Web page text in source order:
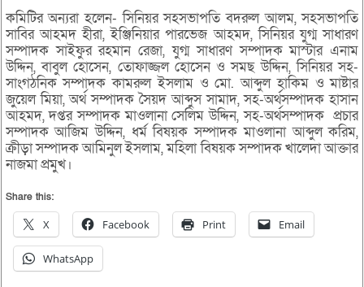
কমিটির অন্যরা হলেন- সিনিয়র সহসভাপতি বদরুল আলম, সহসভাপতি
সাবির আহমদ হীরা, ইঞ্জিনিয়ার পারভেজ আহমদ, সিনিয়র যুগ্ম সাধারণ
সম্পাদক সাইফুর রহমান রেজা, যুগ্ম সাধারণ সম্পাদক মাস্টার এনাম
উদ্দিন, বাবুল হোসেন, তোফাজ্জল হোসেন ও সমছ উদ্দিন, সিনিয়র সহ-
সাংগঠনিক সম্পাদক কামরুল ইসলাম ও মো. আব্দুল হাকিম ও মাষ্টার
জুয়েল মিয়া, অর্থ সম্পাদক সৈয়দ আব্দুস সামাদ, সহ-অর্থসম্পাদক হাসান
আহমদ, দপ্তর সম্পাদক মাওলানা সেলিম উদ্দিন, সহ-অর্থসম্পাদক প্রচার
সম্পাদক আজিম উদ্দিন, ধর্ম বিষয়ক সম্পাদক মাওলানা আব্দুল করিম,
ক্রীড়া সম্পাদক আমিনুল ইসলাম, মহিলা বিষয়ক সম্পাদক খালেদা আক্তার
নাজমা প্রমুখ।
Share this:
X Facebook Print Email
WhatsApp